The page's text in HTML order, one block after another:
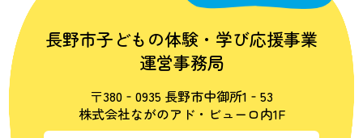
長野市子どもの体験・学び応援事業
運営事務局
〒380‐0935 長野市中御所1‐53
株式会社ながのアド・ビューロ内1F